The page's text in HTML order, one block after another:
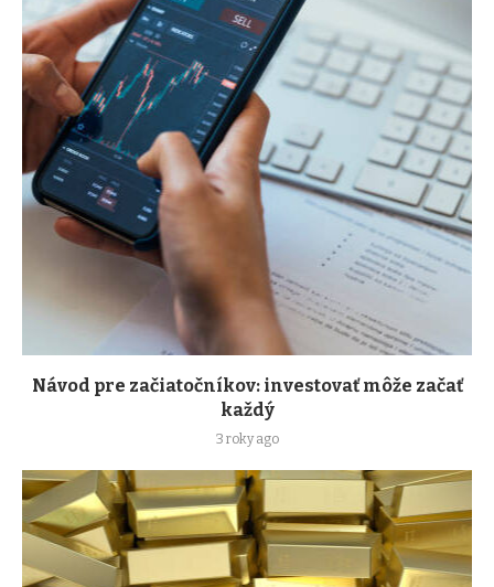
Návod pre začiatočníkov: investovať môže začať
každý
3 roky ago